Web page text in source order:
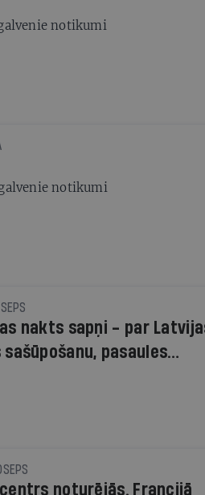
notikumi
notikumi
nakts sapņi - par
pasaules
noturējās. Francijā